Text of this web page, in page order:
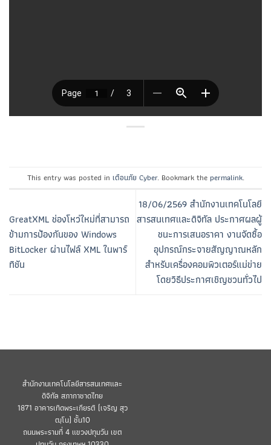
This entry was posted in เตือนภัย Cyber. Bookmark the permalink.
GreatXML ช่องโหว่ใหม่ที่สามารถ
ข้ามการป้องกันของ Windows
BitLocker ผ่านไฟล์ XML ในพาร์
ทิชัน
18/06/2569 สำนักงานเทคโนโลยี
สารสนเทศและดิจิทัล ประกาศผลผู้
ชนะการเสนอราคา งานจัดซื้อ
อุปกรณ์กระจายสัญญาณหลัก
สำหรับเครื่องคอมพิวเตอร์แม่ข่าย
โดยวิธีประกาศเชิญชวนทั่วไป
สำนักงานเทคโนโลยีสารสนเทศและ
ดิจิทัล สภากาชาดไทย
1871 อาคารเทิดพระเกียรติ (เจริญ สุว
ฒฺโน) ชั้น10
ถนนพระรามที่ 4 แขวงปทุมวัน เขต